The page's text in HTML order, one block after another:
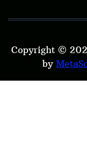
Copyright ©
by